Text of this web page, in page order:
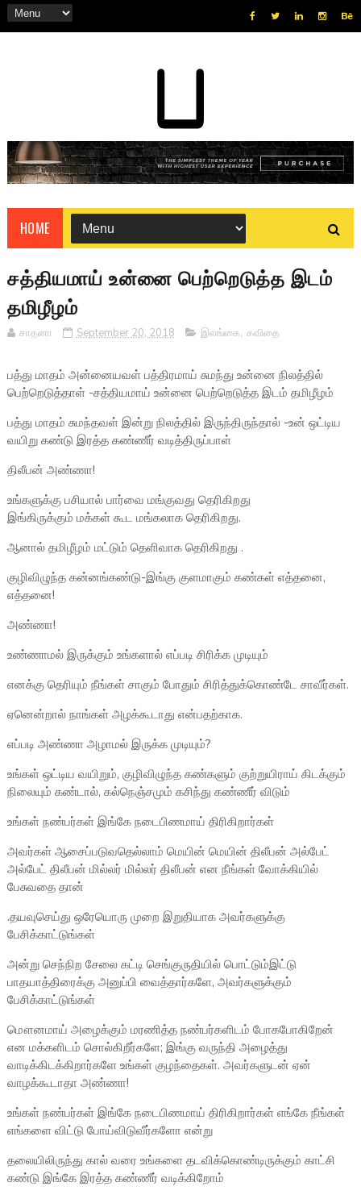
HOME
சத்தியமாய் உன்னை பெற்றெடுத்த இடம்
தமிழீழம்
சாதனா September 20, 2018 இலங்கை, கவிதை
பத்து மாதம் அன்னையவள் பத்திரமாய் சுமந்து உன்னை நிலத்தில்
பெற்றெடுத்தாள் -சத்தியமாய் உன்னை பெற்றெடுத்த இடம் தமிழீழம்
பத்து மாதம் சுமந்தவள் இன்று நிலத்தில் இருந்திருந்தால் -உன் ஒட்டிய
வயிறு கண்டு இரத்த கண்ணீர் வடித்திருப்பாள்
திலீபன் அண்ணா!
உங்களுக்கு பசியால் பார்வை மங்குவது தெரிகிறது
இங்கிருக்கும் மக்கள் கூட மங்கலாக தெரிகிறது.
ஆனால் தமிழீழம் மட்டும் தெளிவாக தெரிகிறது .
குழிவிழுந்த கன்னங்கண்டு-இங்கு குளமாகும் கண்கள் எத்தனை,
எத்தனை!
அண்ணா!
உண்ணாமல் இருக்கும் உங்களால் எப்படி சிரிக்க முடியும்
எனக்கு தெரியும் நீங்கள் சாகும் போதும் சிரித்துக்கொண்டே சாவீர்கள்.
ஏனென்றால் நாங்கள் அழக்கூடாது என்பதற்காக.
எப்படி அண்ணா அழாமல் இருக்க முடியும்?
உங்கள் ஒட்டிய வயிறும், குழிவிழுந்த கண்களும் குற்றுயிராய் கிடக்கும்
நிலையும் கண்டால், கல்நெஞ்சமும் கசிந்து கண்ணீர் விடும்
உங்கள் நண்பர்கள் இங்கே நடைபிணமாய் திரிகிறார்கள்
அவர்கள் ஆசைப்படுவதெல்லாம் மெயின் மெயின் திலீபன் அல்பேட்
அல்பேட் திலீபன் மில்லர் மில்லர் திலீபன் என நீங்கள் வோக்கியில்
பேசுவதை தான்
.தயவுசெய்து ஒரேயொரு முறை இறுதியாக அவர்களுக்கு
பேசிக்காட்டுங்கள்
அன்று செந்நிற சேலை கட்டி செங்குருதியில் பொட்டும்இட்டு
பாதயாத்திரைக்கு அனுப்பி வைத்தார்களே, அவர்களுக்கும்
பேசிக்காட்டுங்கள்
மௌனமாய் அழைக்கும் மரணித்த நண்பர்களிடம் போகபோகிறேன்
என மக்களிடம் சொல்கிறீர்களே; இங்கு வருந்தி அழைத்து
வாடிக்கிடக்கிறார்களே உங்கள் குழந்தைகள். அவர்களுடன் ஏன்
வாழக்கூடாதா அண்ணா!
உங்கள் நண்பர்கள் இங்கே நடைபிணமாய் திரிகிறார்கள் எங்கே நீங்கள்
எங்களை விட்டு போய்விடுவீர்களோ என்று
தலையிலிருந்து கால் வரை உங்களை தடவிக்கொண்டிருக்கும் காட்சி
கண்டு இங்கே இரத்த கண்ணீர் வடிக்கிறோம்